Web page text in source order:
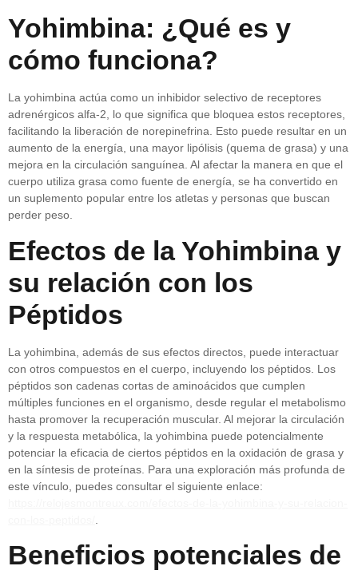
Yohimbina: ¿Qué es y
cómo funciona?
La yohimbina actúa como un inhibidor selectivo de receptores
adrenérgicos alfa-2, lo que significa que bloquea estos receptores,
facilitando la liberación de norepinefrina. Esto puede resultar en un
aumento de la energía, una mayor lipólisis (quema de grasa) y una
mejora en la circulación sanguínea. Al afectar la manera en que el
cuerpo utiliza grasa como fuente de energía, se ha convertido en
un suplemento popular entre los atletas y personas que buscan
perder peso.
Efectos de la Yohimbina y
su relación con los
Péptidos
La yohimbina, además de sus efectos directos, puede interactuar
con otros compuestos en el cuerpo, incluyendo los péptidos. Los
péptidos son cadenas cortas de aminoácidos que cumplen
múltiples funciones en el organismo, desde regular el metabolismo
hasta promover la recuperación muscular. Al mejorar la circulación
y la respuesta metabólica, la yohimbina puede potencialmente
potenciar la eficacia de ciertos péptidos en la oxidación de grasa y
en la síntesis de proteínas. Para una exploración más profunda de
este vínculo, puedes consultar el siguiente enlace:
Beneficios potenciales de